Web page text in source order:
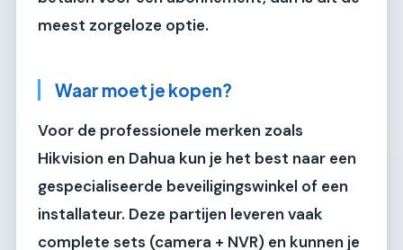
meest zorgeloze optie.
Waar moet je kopen?
Voor de professionele merken zoals
Hikvision en Dahua kun je het best naar een
gespecialiseerde beveiligingswinkel of een
installateur. Deze partijen leveren vaak
complete sets (camera + NVR) en kunnen je